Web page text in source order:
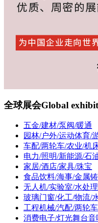
全球展会Global
五金/建材/泵阀/暖通
园林/户外/运动体育/
车配/两轮车/农业/机
电力/照明/新能源/石
家居/酒店/家具/珠宝
食品饮料/海事/金属
无人机/实验室/水处
玻璃门窗/化工/物流/
工程机械/汽配/两轮
消费电子/灯光舞台音